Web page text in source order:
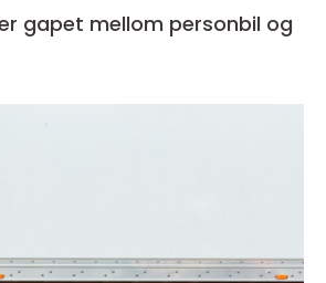
gapet mellom personbil og